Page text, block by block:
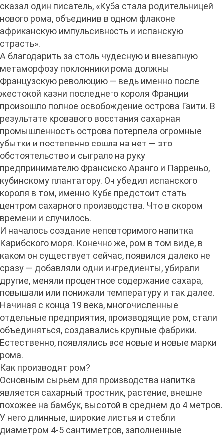
сказал один писатель, «Куба стала родительницей
нового рома, объединив в одном флаконе
африканскую импульсивность и испанскую
страсть».
А благодарить за столь чудесную и внезапную
метаморфозу поклонники рома должны
Французскую революцию — ведь именно после
жестокой казни последнего короля Франции
произошло полное освобождение острова Гаити. В
результате кровавого восстания сахарная
промышленность острова потерпела огромные
убытки и постепенно сошла на нет — это
обстоятельство и сыграло на руку
предпринимателю Франсиско Аранго и Парреньо,
кубинскому плантатору. Он убедил испанского
короля в том, именно Кубе предстоит стать
центром сахарного производства. Что в скором
времени и случилось.
И началось создание неповторимого напитка
Карибского моря. Конечно же, ром в том виде, в
каком он существует сейчас, появился далеко не
сразу — добавляли одни ингредиенты, убирали
другие, меняли процентное содержание сахара,
повышали или понижали температуру и так далее.
Начиная с конца 19 века, многочисленные
отдельные предприятия, производящие ром, стали
объединяться, создавались крупные фабрики.
Естественно, появлялись все новые и новые марки
рома.
Как производят ром?
Основным сырьем для производства напитка
является сахарный тростник, растение, внешне
похожее на бамбук, высотой в среднем до 4 метров.
У него длинные, широкие листья и стебли
диаметром 4-5 сантиметров, заполненные